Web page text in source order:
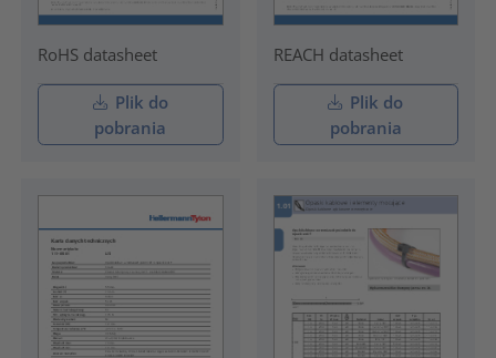
RoHS datasheet
Plik do
pobrania
REACH datasheet
Plik do
pobrania